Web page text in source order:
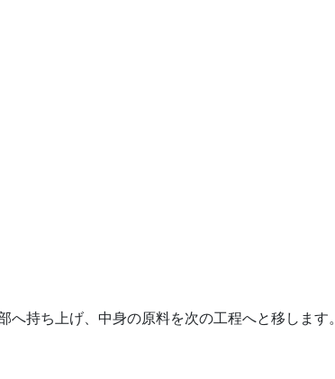
持ち上げ、中身の原料を次の工程へと移します。